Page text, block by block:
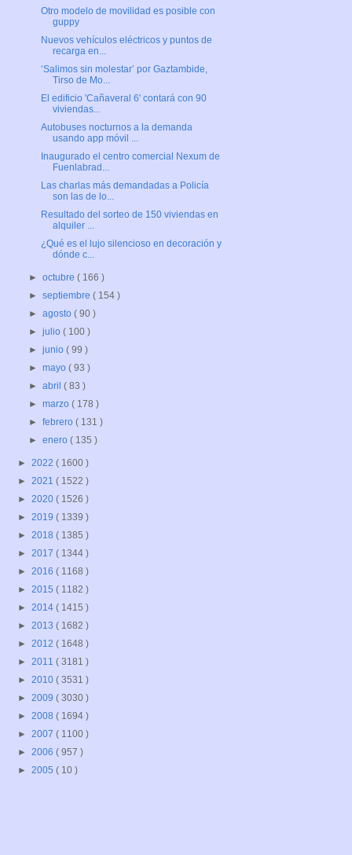
Otro modelo de movilidad es posible con
guppy
Nuevos vehículos eléctricos y puntos de
recarga en...
‘Salimos sin molestar’ por Gaztambide,
Tirso de Mo...
El edificio 'Cañaveral 6' contará con 90
viviendas...
Autobuses nocturnos a la demanda
usando app móvil ...
Inaugurado el centro comercial Nexum de
Fuenlabrad...
Las charlas más demandadas a Policía
son las de lo...
Resultado del sorteo de 150 viviendas en
alquiler ...
¿Qué es el lujo silencioso en decoración y
dónde c...
►octubre( 166 )
►septiembre( 154 )
►agosto( 90 )
►julio( 100 )
►junio( 99 )
►mayo( 93 )
►abril( 83 )
►marzo( 178 )
►febrero( 131 )
►enero( 135 )
► 2022 ( 1600 )
► 2021 ( 1522 )
► 2020 ( 1526 )
► 2019 ( 1339 )
► 2018 ( 1385 )
► 2017 ( 1344 )
► 2016 ( 1168 )
► 2015 ( 1182 )
► 2014 ( 1415 )
► 2013 ( 1682 )
► 2012 ( 1648 )
► 2011 ( 3181 )
► 2010 ( 3531 )
► 2009 ( 3030 )
► 2008 ( 1694 )
► 2007 ( 1100 )
► 2006 ( 957 )
► 2005 ( 10 )